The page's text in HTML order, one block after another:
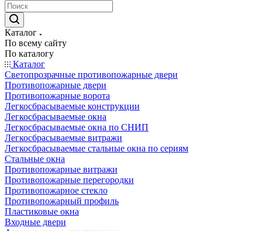
Каталог
По всему сайту
По каталогу
Каталог
Светопрозрачные противопожарные двери
Противопожарные двери
Противопожарные ворота
Легкосбрасываемые конструкции
Легкосбрасываемые окна
Легкосбрасываемые окна по СНИП
Легкосбрасываемые витражи
Легкосбрасываемые стальные окна по сериям
Стальные окна
Противопожарные витражи
Противопожарные перегородки
Противопожарное стекло
Противопожарный профиль
Пластиковые окна
Входные двери